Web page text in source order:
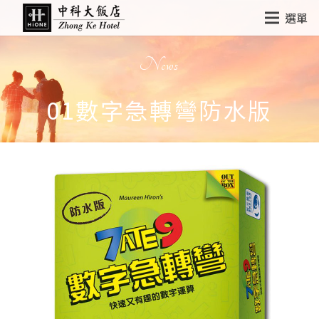
選單
News
01數字急轉彎防水版